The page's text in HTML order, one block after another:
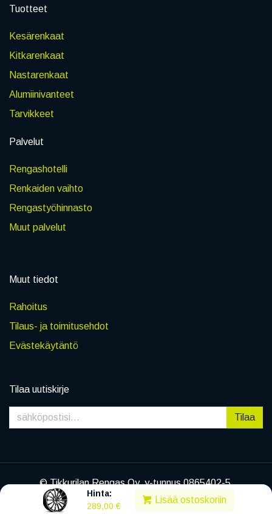
Hinta:
289,00 €
Lisää ostoskoriin
Tuotteet
Kesärenkaat
Kitkarenkaat
Nastarenkaat
Alumiinivanteet
Tarvikkeet
Palvelut
Rengashotelli
Renkaiden vaihto
Rengastyöhinnasto
Muut palvelut
Muut tiedot
Rahoitus
Tilaus- ja toimitusehdot
Evästekäytäntö
Tilaa uutiskirje
Tilaa
© Tikkurilan Rengas Oy, y-tunnus 0865402-5
|Tietosuojaseloste